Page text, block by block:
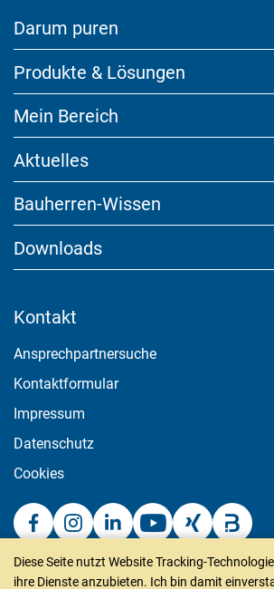
Darum puren
Kontakt
Ansprechpartnersuche
Kontaktformular
Impressum
Datenschutz
Cookies
puren gmbh
Produkte & Lösungen
Mein Bereich
Aktuelles
Bauherren-Wissen
Downloads
Diese Seite nutzt Website Tracking-
ihre Dienste anzubieten. Ich bin damit